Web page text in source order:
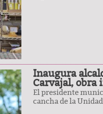
Inaugura
Carvajal, obra
El presidente
cancha de la